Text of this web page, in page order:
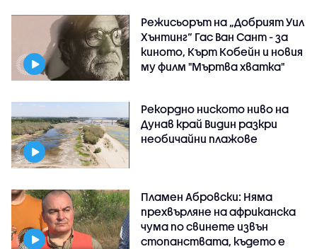
Режисьорът на „Добрият Уил
Хънтинг“ Гас Ван Сант - за
киното, Кърт Кобейн и новия
му филм "Мъртва хватка"
Рекордно ниското ниво на
Дунав край Видин разкри
необичайни плажове
Пламен Абровски: Няма
прехвърляне на африканска
чума по свинете извън
стопанствата, където е